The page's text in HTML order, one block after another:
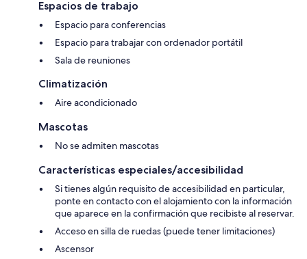
Espacios de trabajo
Espacio para conferencias
Espacio para trabajar con ordenador portátil
Sala de reuniones
Climatización
Aire acondicionado
Mascotas
No se admiten mascotas
Características especiales/accesibilidad
Si tienes algún requisito de accesibilidad en particular,
ponte en contacto con el alojamiento con la información
que aparece en la confirmación que recibiste al reservar.
Acceso en silla de ruedas (puede tener limitaciones)
Ascensor